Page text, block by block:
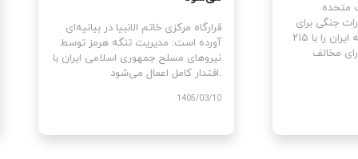
ایالات متحده
قطعنامه اختیارات جنگی برای
توقف و پایان جنگ علیه ایران را با ۲۱۵
قرارگاه مرکزی خاتم الانبیا در
آورده است: مدیریت تنگه هرمز
نیروهای مسلح جمهوری اسلامی
اقتدار کامل اعمال می‌شود.